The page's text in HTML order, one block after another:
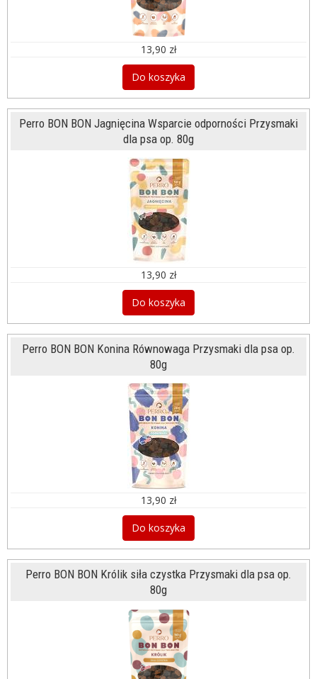
13,90 zł
Do koszyka
Perro BON BON Jagnięcina Wsparcie odporności Przysmaki
dla psa op. 80g
13,90 zł
Do koszyka
Perro BON BON Konina Równowaga Przysmaki dla psa op.
80g
13,90 zł
Do koszyka
Perro BON BON Królik siła czystka Przysmaki dla psa op.
80g